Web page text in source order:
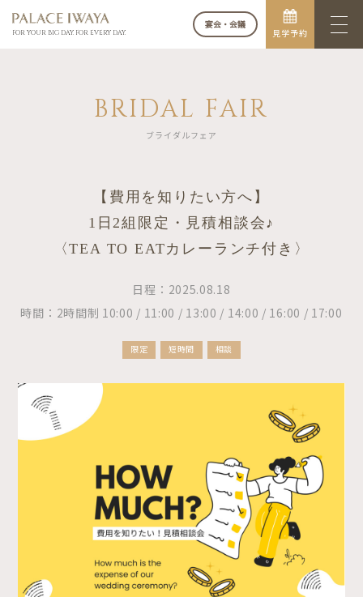
FOR YOUR BIG DAY. FOR EVERY DAY.
宴会・会議
見学予約
BRIDAL FAIR
ブライダルフェア
【費用を知りたい方へ】
1日2組限定・見積相談会♪
〈TEA TO EATカレーランチ付き〉
日程：2025.08.18
時間：2時間制 10:00 / 11:00 / 13:00 / 14:00 / 16:00 / 17:00
限定 短時間 相談